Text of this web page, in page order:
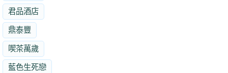
君品酒店
鼎泰豐
喫茶萬歲
藍色生死戀